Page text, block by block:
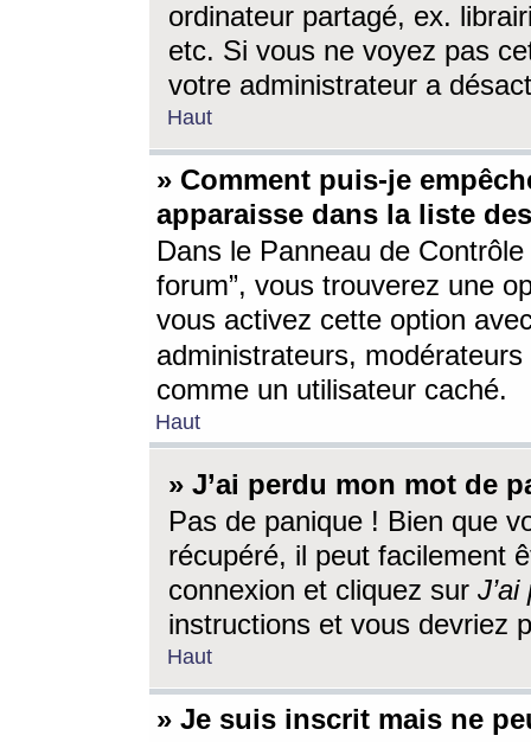
ordinateur partagé, ex.
etc. Si vous ne voyez pas
votre administrateur a
Haut
» Comment puis-je
apparaisse dans la liste
Dans le Panneau de
forum”, vous trouverez une
vous activez cette option
administrateurs,
comme un utilisateur caché.
Haut
» J’ai perdu mon mot de
Pas de panique ! Bien que
récupéré, il peut facilement
connexion et cliquez sur
instructions et vous devriez
Haut
» Je suis inscrit mais ne